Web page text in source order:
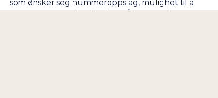
som ønsker seg nummeroppslag, mulighet til å
sette over samtaler eller bare å kunne søke opp